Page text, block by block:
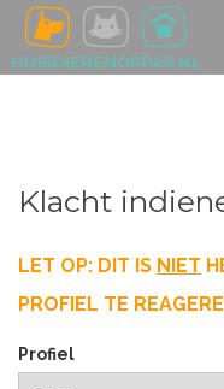
Klacht
LET OP: DIT IS NIET
PROFIEL TE
Profiel